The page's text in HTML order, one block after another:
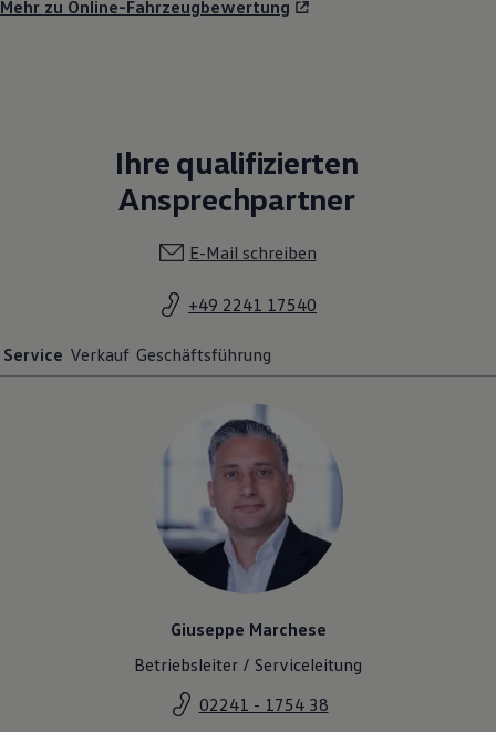
Mehr zu Online-Fahrzeugbewertung
Ihre qualifizierten
Ansprechpartner
E-Mail schreiben
+49 2241 17540
Service Verkauf Geschäftsführung
Giuseppe Marchese
Betriebsleiter / Serviceleitung
02241 - 1754 38